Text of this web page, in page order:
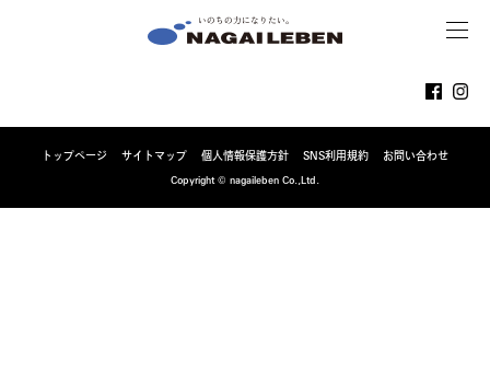
MENU
トップページ サイトマップ 個人情報保護方針 SNS利用規約
お問い合わせ
Copyright © nagaileben Co.,Ltd.